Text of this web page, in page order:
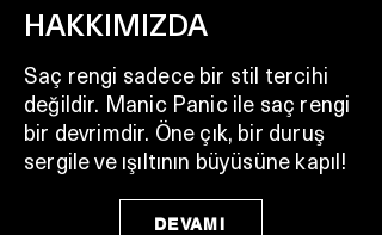
HAKKIMIZDA
Saç rengi sadece bir stil tercihi
değildir. Manic Panic ile saç rengi
bir devrimdir. Öne çık, bir duruş
sergile ve ışıltının büyüsüne kapıl!
DEVAMI